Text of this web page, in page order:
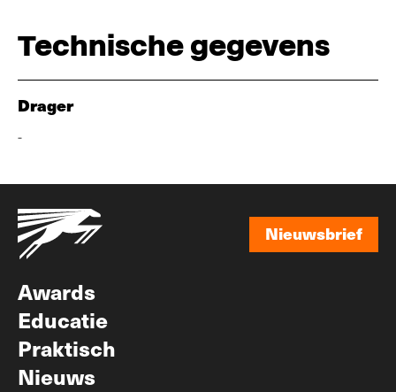
Technische gegevens
Drager
-
Nieuwsbrief
Awards
Educatie
Praktisch
Nieuws